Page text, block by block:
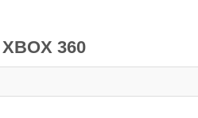
360